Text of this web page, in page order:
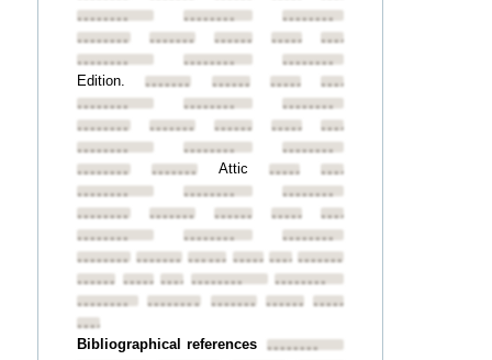
••••••••
••••••••
••••••••
••••••••
•••••••• •••••••• ••••••••••••••••
••••••••
••••••••
••••••••
Edition.•••••••• •••••••• ••••••••••••••••
••••••••
••••••••
••••••••
••••••••
•••••••• •••••••• ••••••••••••••••
••••••••
••••••••
••••••••
••••••••
•••••••• Attic ••••••••••••••••
••••••••
••••••••
••••••••
••••••••
•••••••• •••••••• ••••••••••••••••
••••••••
••••••••
••••••••
•••••••• ••••••••••••••••••••••••••••••••••••••••
••••••••••••••••••••••••••••••••
••••••••
••••••••
•••••••• •••••••• ••••••••••••••••
••••••••
Bibliographical references ••••••••